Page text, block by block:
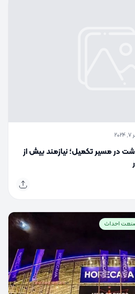
در مسیر تکمیل؛ نیازمند بیش از
احداث